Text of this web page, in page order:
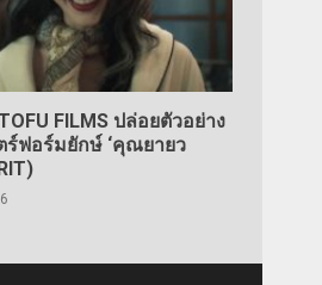
FILMS ปล่อยตัวอย่าง
ร์ฟอร์มยักษ์ ‘คุณยายว